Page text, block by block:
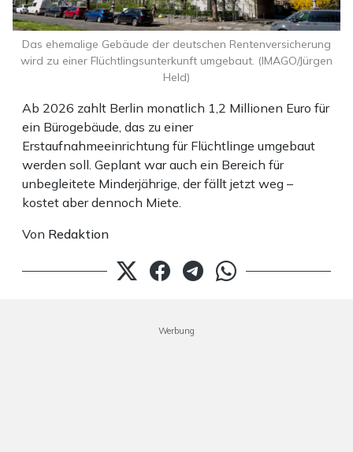
Ab 2026 zahlt Berlin monatlich 1,2 Millionen Euro für
ein Bürogebäude, das zu einer
Erstaufnahmeeinrichtung für Flüchtlinge umgebaut
werden soll. Geplant war auch ein Bereich für
unbegleitete Minderjährige, der fällt jetzt weg –
kostet aber dennoch Miete.
Von Redaktion
Das ehemalige Gebäude der deutschen Rentenversicherung
wird zu einer Flüchtlingsunterkunft umgebaut. (IMAGO/Jürgen
Held)
Werbung